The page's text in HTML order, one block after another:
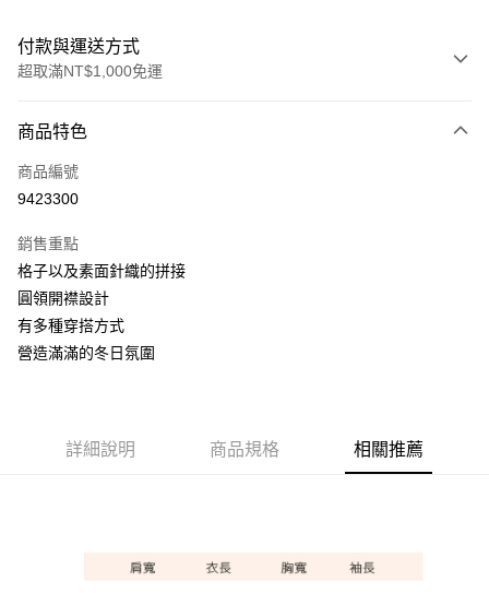
付款與運送方式
超取滿NT$1,000免運
信用卡一次付款
超商取貨付款
Apple Pay
悠遊付
ATM付款
商品特色
商品編號
9423300
銷售重點
格子以及素面針織的拼接
圓領開襟設計
有多種穿搭方式
營造滿滿的冬日氛圍
詳細說明 商品規格 相關推薦